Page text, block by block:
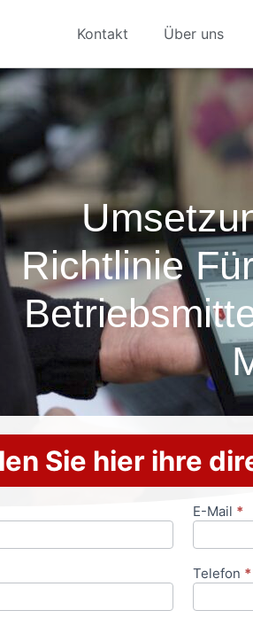
Kontakt Über uns
Richtlinie
Sie hier ihre
E-Mail *
Telefon *